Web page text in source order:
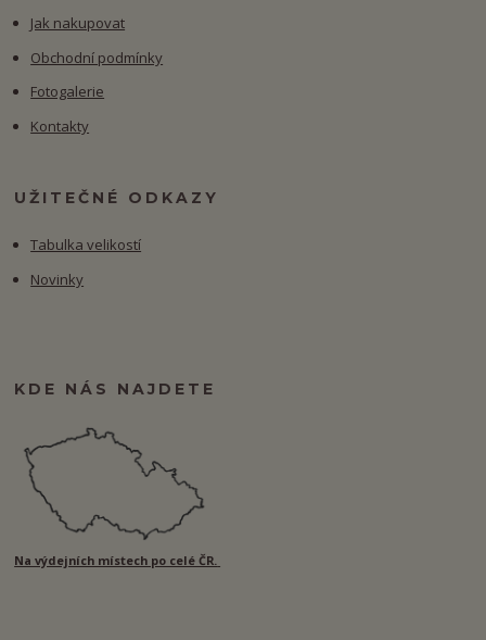
Jak nakupovat
Obchodní podmínky
Fotogalerie
Kontakty
UŽITEČNÉ ODKAZY
Tabulka velikostí
Novinky
KDE NÁS NAJDETE
Na výdejních místech po celé ČR.